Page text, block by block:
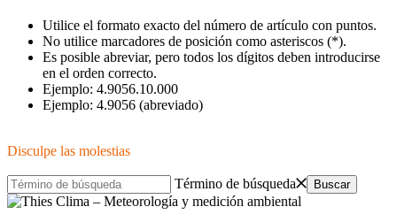
Utilice el formato exacto del número de artículo con puntos.
No utilice marcadores de posición como asteriscos (*).
Es posible abreviar, pero todos los dígitos deben introducirse
en el orden correcto.
Ejemplo: 4.9056.10.000
Ejemplo: 4.9056 (abreviado)‎
Disculpe las molestias
Término de búsqueda